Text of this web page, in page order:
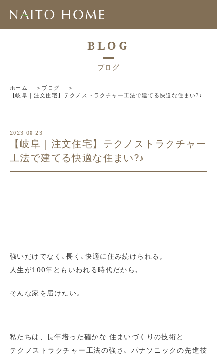
BLOG
ブログ
ホーム
ブログ
【岐阜｜注文住宅】テクノストラクチャー工法で建てる快適な住まい?♪
2023-08-23
【岐阜｜注文住宅】テクノストラクチャー
工法で建てる快適な住まい?♪
強いだけでなく､長く､快適に住み続けられる。
人生が100年ともいわれる時代だから､
そんな家を届けたい。
私たちは、長年培った確かな 住まいづくりの技術と
テクノストラクチャー工法の強さ､ パナソニックの先進技